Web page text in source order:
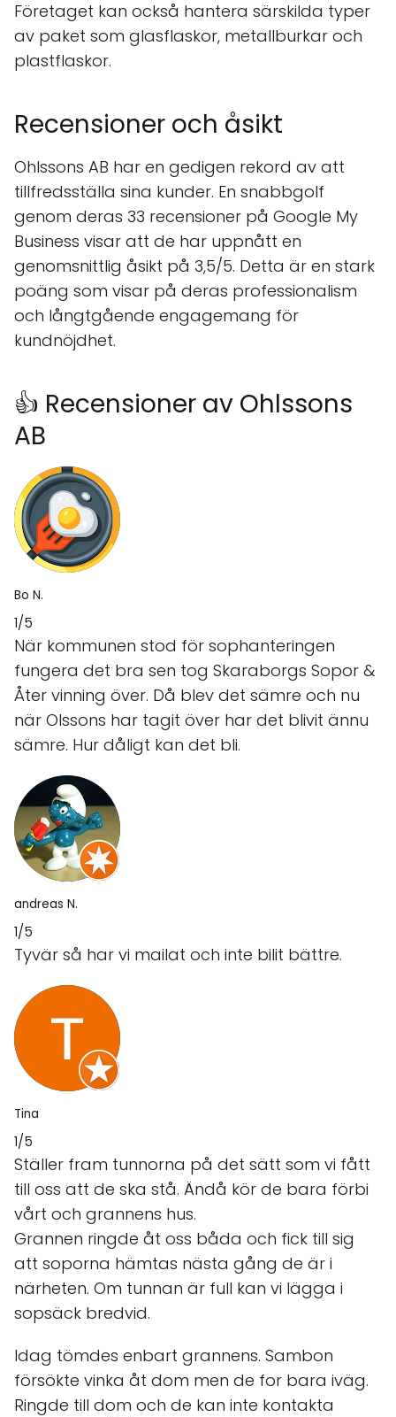
Företaget kan också hantera särskilda typer
av paket som glasflaskor, metallburkar och
plastflaskor.
Recensioner och åsikt
Ohlssons AB har en gedigen rekord av att
tillfredsställa sina kunder. En snabbgolf
genom deras 33 recensioner på Google My
Business visar att de har uppnått en
genomsnittlig åsikt på 3,5/5. Detta är en stark
poäng som visar på deras professionalism
och långtgående engagemang för
kundnöjdhet.
👍 Recensioner av Ohlssons
AB
Bo N.
1/5
När kommunen stod för sophanteringen
fungera det bra sen tog Skaraborgs Sopor &
Åter vinning över. Då blev det sämre och nu
när Olssons har tagit över har det blivit ännu
sämre. Hur dåligt kan det bli.
andreas N.
1/5
Tyvär så har vi mailat och inte bilit bättre.
Tina
1/5
Ställer fram tunnorna på det sätt som vi fått
till oss att de ska stå. Ändå kör de bara förbi
vårt och grannens hus.
Grannen ringde åt oss båda och fick till sig
att soporna hämtas nästa gång de är i
närheten. Om tunnan är full kan vi lägga i
sopsäck bredvid.
Idag tömdes enbart grannens. Sambon
försökte vinka åt dom men de for bara iväg.
Ringde till dom och de kan inte kontakta